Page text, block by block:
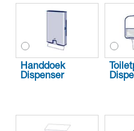
Handdoek
Dispenser